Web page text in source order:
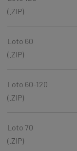
(.ZIP)
Loto 60
(.ZIP)
Loto 60-120
(.ZIP)
Loto 70
(.ZIP)